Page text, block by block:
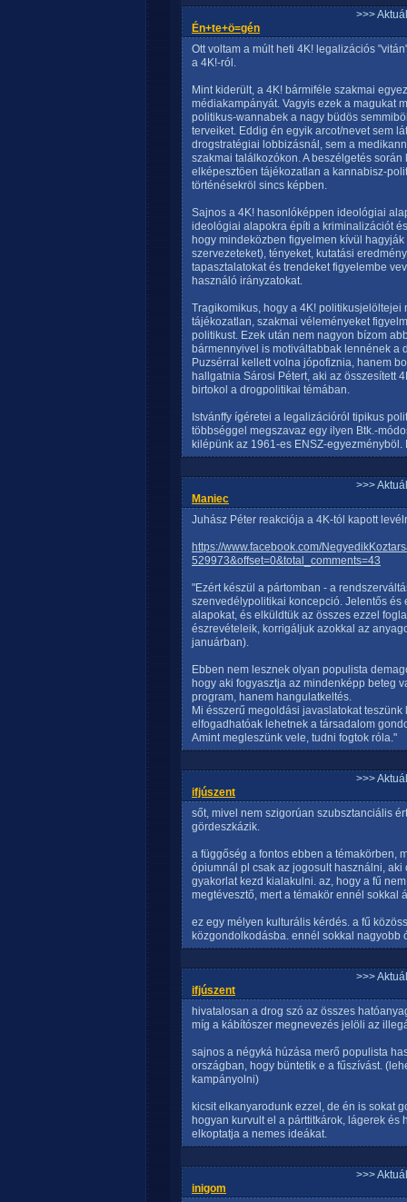
>>>
Én+te+ö=gén
Ott voltam a múlt heti 4K! legalizációs
a 4K!-ról.
Mint kiderült, a 4K! bármiféle szakmai
médiakampányát. Vagyis ezek a magukat
politikus-wannabek a nagy büdös
terveiket. Eddig én egyik arcot/nevet sem
drogstratégiai lobbizásnál, sem a
szakmai találkozókon. A beszélgetés
elképesztöen tájékozatlan a kannabisz-
történésekröl sincs képben.
Sajnos a 4K! hasonlóképpen ideológiai
ideológiai alapokra építi a kriminalizációt
hogy mindeközben figyelmen kívül
szervezeteket), tényeket, kutatási
tapasztalatokat és trendeket figyelembe
használó irányzatokat.
Tragikomikus, hogy a 4K! politikusjelöltejei
tájékozatlan, szakmai véleményeket
politikust. Ezek után nem nagyon bízom
bármennyivel is motiváltabbak lennének a
Puzsérral kellett volna jópofiznia, hanem
hallgatnia Sárosi Pétert, aki az összesített
birtokol a drogpolitikai témában.
Istvánffy ígéretei a legalizációról tipikus
többséggel megszavaz egy ilyen Btk.-
kilépünk az 1961-es ENSZ-egyezményböl.
>>>
Maniec
Juhász Péter reakciója a 4K-tól kapott
https://www.facebook.com/
529973&offset=0&total_comments=43
"Ezért készül a pártomban - a
szenvedélypolitikai koncepció. Jelentős
alapokat, és elküldtük az összes ezzel
észrevételeik, korrigáljuk azokkal az
januárban).
Ebben nem lesznek olyan populista
hogy aki fogyasztja az mindenképp beteg
program, hanem hangulatkeltés.
Mi ésszerű megoldási javaslatokat
elfogadhatóak lehetnek a társadalom
Amint megleszünk vele, tudni fogtok róla."
>>>
ifjúszent
sőt, mivel nem szigorúan szubsztanciális
gördeszkázik.
a függőség a fontos ebben a témakörben,
ópiumnál pl csak az jogosult használni,
gyakorlat kezd kialakulni. az, hogy a fű
megtévesztő, mert a témakör ennél sokkal
ez egy mélyen kulturális kérdés. a fű
közgondolkodásba. ennél sokkal nagyobb
>>>
ifjúszent
hivatalosan a drog szó az összes
míg a kábítószer megnevezés jelöli az
sajnos a négyká húzása merő populista
országban, hogy büntetik e a fűszívást.
kampányolni)
kicsit elkanyarodunk ezzel, de én is sokat
hogyan kurvult el a párttitkárok, lágerek
elkoptatja a nemes ideákat.
>>>
inigom